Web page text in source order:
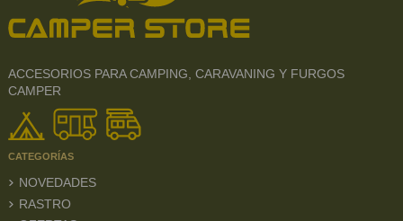
ACCESORIOS PARA CAMPING, CARAVANING Y FURGOS
CAMPER
CATEGORÍAS
NOVEDADES
RASTRO